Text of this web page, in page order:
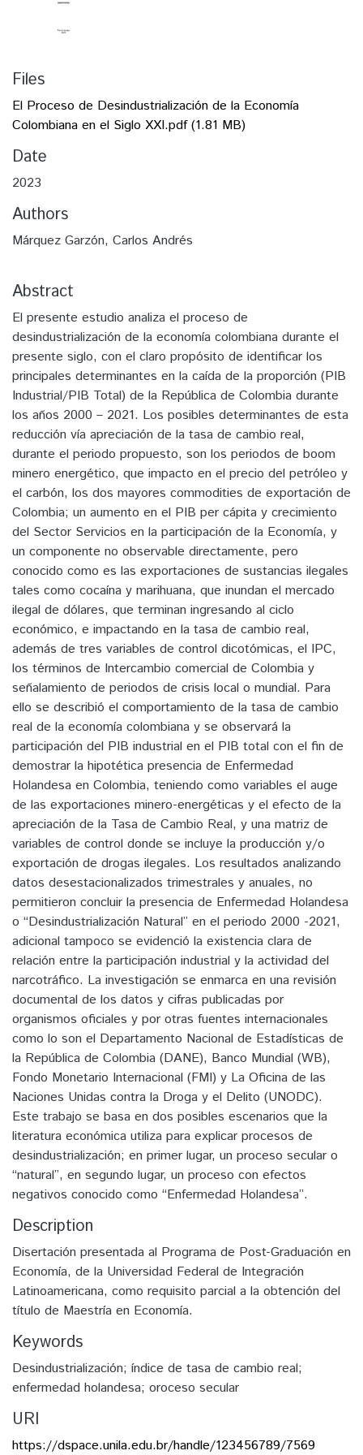
Files
El Proceso de Desindustrialización de la Economía
Colombiana en el Siglo XXI.pdf(1.81 MB)
Date
2023
Authors
Márquez Garzón, Carlos Andrés
Abstract
El presente estudio analiza el proceso de
desindustrialización de la economía colombiana durante el
presente siglo, con el claro propósito de identificar los
principales determinantes en la caída de la proporción (PIB
Industrial/PIB Total) de la República de Colombia durante
los años 2000 – 2021. Los posibles determinantes de esta
reducción vía apreciación de la tasa de cambio real,
durante el periodo propuesto, son los periodos de boom
minero energético, que impacto en el precio del petróleo y
el carbón, los dos mayores commodities de exportación de
Colombia; un aumento en el PIB per cápita y crecimiento
del Sector Servicios en la participación de la Economía, y
un componente no observable directamente, pero
conocido como es las exportaciones de sustancias ilegales
tales como cocaína y marihuana, que inundan el mercado
ilegal de dólares, que terminan ingresando al ciclo
económico, e impactando en la tasa de cambio real,
además de tres variables de control dicotómicas, el IPC,
los términos de Intercambio comercial de Colombia y
señalamiento de periodos de crisis local o mundial. Para
ello se describió el comportamiento de la tasa de cambio
real de la economía colombiana y se observará la
participación del PIB industrial en el PIB total con el fin de
demostrar la hipotética presencia de Enfermedad
Holandesa en Colombia, teniendo como variables el auge
de las exportaciones minero-energéticas y el efecto de la
apreciación de la Tasa de Cambio Real, y una matriz de
variables de control donde se incluye la producción y/o
exportación de drogas ilegales. Los resultados analizando
datos desestacionalizados trimestrales y anuales, no
permitieron concluir la presencia de Enfermedad Holandesa
o “Desindustrialización Natural” en el periodo 2000 -2021,
adicional tampoco se evidenció la existencia clara de
relación entre la participación industrial y la actividad del
narcotráfico. La investigación se enmarca en una revisión
documental de los datos y cifras publicadas por
organismos oficiales y por otras fuentes internacionales
como lo son el Departamento Nacional de Estadísticas de
la República de Colombia (DANE), Banco Mundial (WB),
Fondo Monetario Internacional (FMI) y La Oficina de las
Naciones Unidas contra la Droga y el Delito (UNODC).
Este trabajo se basa en dos posibles escenarios que la
literatura económica utiliza para explicar procesos de
desindustrialización; en primer lugar, un proceso secular o
“natural”, en segundo lugar, un proceso con efectos
negativos conocido como “Enfermedad Holandesa”.
Description
Disertación presentada al Programa de Post-Graduación en
Economía, de la Universidad Federal de Integración
Latinoamericana, como requisito parcial a la obtención del
título de Maestría en Economía.
Keywords
Desindustrialización; índice de tasa de cambio real;
enfermedad holandesa; oroceso secular
URI
https://dspace.unila.edu.br/handle/123456789/7569